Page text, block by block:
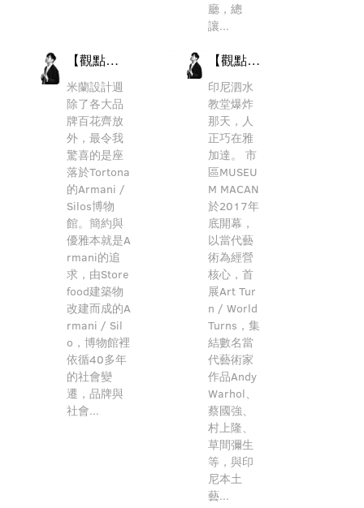
廳，總
讓...
【觀點Ｘ梁浩軒】優雅的距離
米蘭設計週
除了各大品
牌百花齊放
外，最令我
驚喜的是座
落於Tortona
的Armani /
Silos博物
館。簡約與
優雅本就是A
rmani的追
求，由Store
food建築物
改建而成的A
rmani / Sil
o，博物館裡
依循40多年
的社會變
遷，品牌與
社會...
【觀點Ｘ梁浩軒】一種黑夜的文明
印尼泗水
教堂爆炸
那天，人
正巧在雅
加達。 市
區MUSEU
M MACAN
於2017年
底開幕，
以當代藝
術為經營
核心，首
展Art Tur
n / World
Turns，集
結數名當
代藝術家
作品Andy
Warhol、
蔡國強、
村上隆、
草間彌生
等，與印
尼本土
藝...